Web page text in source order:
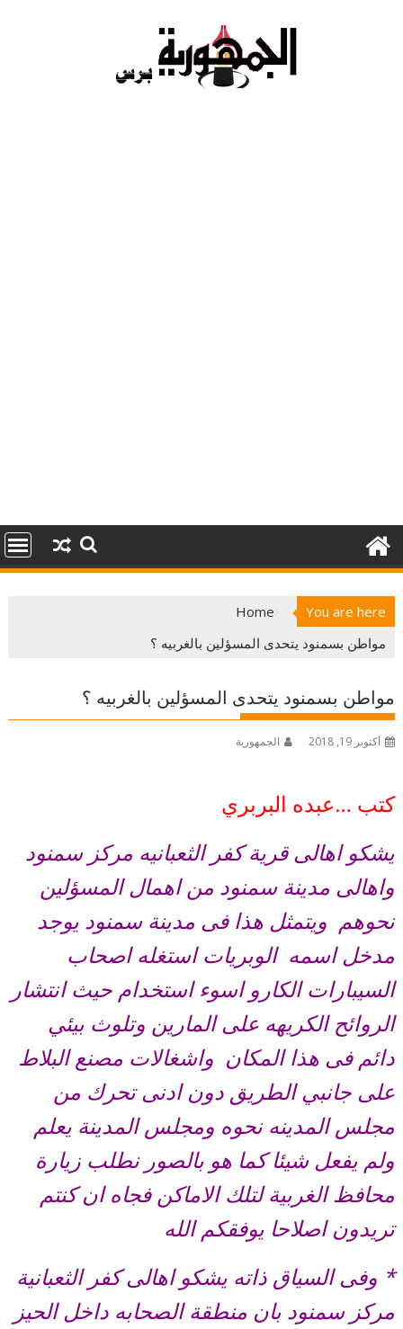
You are here
Home
مواطن بسمنود يتحدى المسؤلين بالغربيه ؟
مواطن بسمنود يتحدى المسؤلين بالغربيه ؟
أكتوبر 19, 2018 الجمهورية
كتب …عبده البربري
يشكو اهالى قرية كفر الثعبانيه مركز سمنود
واهالى مدينة سمنود من اهمال المسؤلين
نحوهم ويتمثل هذا فى مدينة سمنود يوجد
مدخل اسمه الوبريات استغله اصحاب
السيبارات الكارو اسوء استخدام حيث انتشار
الروائح الكريهه على المارين وتلوث بيئي
دائم فى هذا المكان واشغالات مصنع البلاط
على جانبي الطريق دون ادنى تحرك من
مجلس المدينه نحوه ومجلس المدينة يعلم
ولم يفعل شيئا كما هو بالصور نطلب زيارة
محافظ الغربية لتلك الاماكن فجاه ان كنتم
تريدون اصلاحا يوفقكم الله
* وفى السياق ذاته يشكو اهالى كفر الثعبانية
مركز سمنود بان منطقة الصحابه داخل الحيز